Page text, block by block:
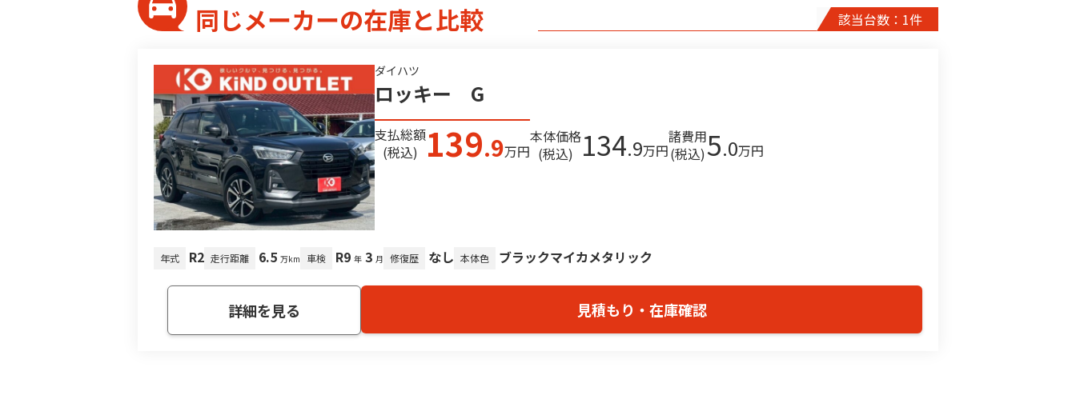
同じメーカーの在庫と比較 該当台数：1件
ダイハツ
ロッキー G
支払総額
(税込) 139.9万円
本体価格
(税込) 134.9万円
諸費用
(税込)5.0万円
年式 R2 走行距離 6.5 万km 車検 R9 年 3 月 修復歴 なし 本体色 ブラックマイカメタリック
詳細を見る 見積もり・在庫確認